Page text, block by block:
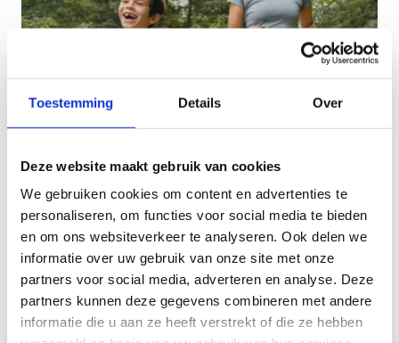
Toestemming Details Over
Deze website maakt gebruik van cookies
We gebruiken cookies om content en advertenties te
personaliseren, om functies voor social media te bieden
en om ons websiteverkeer te analyseren. Ook delen we
informatie over uw gebruik van onze site met onze
partners voor social media, adverteren en analyse. Deze
partners kunnen deze gegevens combineren met andere
informatie die u aan ze heeft verstrekt of die ze hebben
Deze lussen zijn maximum 7 km lang. Je treft een
speeltuin, horeca of andere bezienswaardigheden
waar kinderen zich kunnen uitleven.